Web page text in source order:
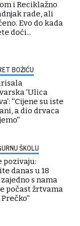
i Reciklažno
rade, ali
Evo do kada
doći...
BOŽIĆU
'Ulica
''Cijene su iste
a dio drvaca
ŠKOLU
pozivaju:
danas u 18
s nama
počast žrtvama
Prečko''